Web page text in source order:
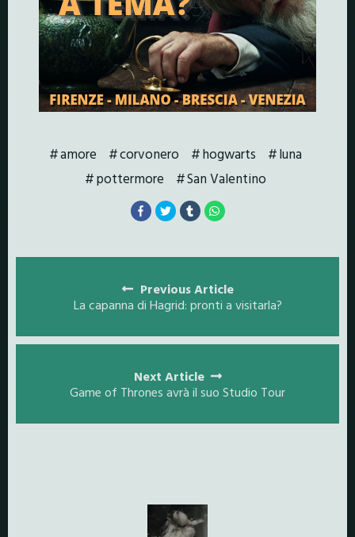
amore corvonero hogwarts
luna
pottermore
San Valentino
navigation
Previous Article
La capanna di Hagrid: pronti a visitarla?
Next Article
Game of Thrones avrà il suo Studio Tour